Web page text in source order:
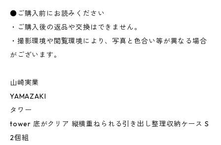
●ご購入前にお読みください
・ご購入後の返品や交換はできません。
・撮影環境や閲覧環境により、写真と色合い等が異なる場合
がございます。
山崎実業
YAMAZAKI
タワー
tower 底がクリア 縦横重ねられる引き出し整理収納ケース S
2個組